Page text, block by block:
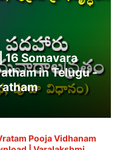
Somavara
in Telugu -
Pooja Vidhanam